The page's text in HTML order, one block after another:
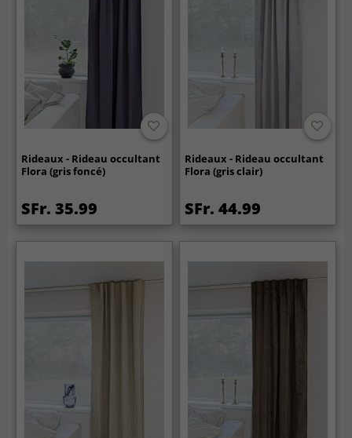
Rideaux - Rideau occultant
Flora (gris foncé)
SFr. 35.99
Rideaux - Rideau occultant
Flora (gris clair)
SFr. 44.99